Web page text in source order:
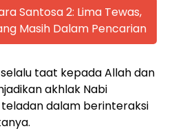
Santosa 2: Lima Tewas,
Masih Dalam Pencarian
taat kepada Allah dan
akhlak Nabi
dalam berinteraksi